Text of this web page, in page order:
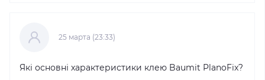
25 марта (23:33)
Які основні характеристики клею Baumit PlanoFix?